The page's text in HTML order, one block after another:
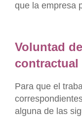
que la empresa
Voluntad
contractual
Para que el
alguna de las